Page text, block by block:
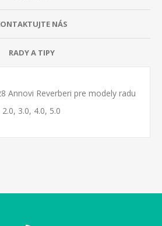
NÁS
RADY A TIPY
Annovi Reverberi pre modely radu
2.0, 3.0, 4.0, 5.0